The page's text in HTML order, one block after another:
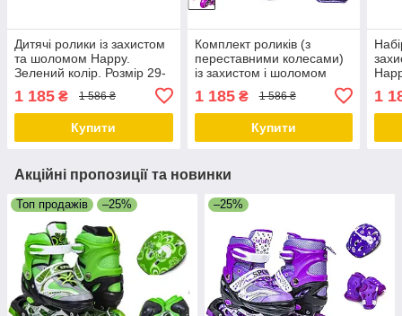
Дитячі ролики із захистом
та шоломом Happy.
Зелений колір. Розмір 29-
1 185 ₴ 1 586 ₴
Купити
Комплект роликів (з
переставними колесами)
із захистом і шоломом
комплект. Розмір 29-33
1 185₴ 1 586 ₴
Купити
1
Акційні пропозиції та новинки
Топ продажів –25% –25%